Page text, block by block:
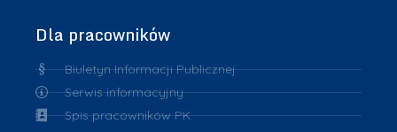
Dla pracowników
Biuletyn Informacji Publicznej
Serwis informacyjny
Spis pracowników PK